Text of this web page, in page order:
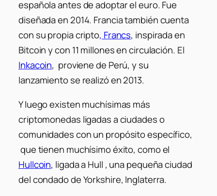
española antes de adoptar el euro. Fue
diseñada en 2014. Francia también cuenta
con su propia cripto, Francs, inspirada en
Bitcoin y con 11 millones en circulación. El
Inkacoin, proviene de Perú, y su
lanzamiento se realizó en 2013.
Y luego existen muchísimas más
criptomonedas ligadas a ciudades o
comunidades con un propósito específico,
que tienen muchísimo éxito, como el
Hullcoin, ligada a Hull , una pequeña ciudad
del condado de Yorkshire, Inglaterra.